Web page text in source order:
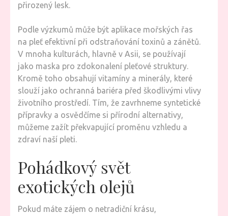
přirozený lesk.
Podle výzkumů může být aplikace mořských řas
na pleť efektivní při odstraňování toxinů a zánětů.
V mnoha kulturách, hlavně v Asii, se používají
jako maska pro zdokonalení pleťové struktury.
Kromě toho obsahují vitamíny a minerály, které
slouží jako ochranná bariéra před škodlivými vlivy
životního prostředí. Tím, že zavrhneme syntetické
přípravky a osvědčíme si přírodní alternativy,
můžeme zažít překvapující proměnu vzhledu a
zdraví naší pleti.
Pohádkový svět
exotických olejů
Pokud máte zájem o netradiční krásu,